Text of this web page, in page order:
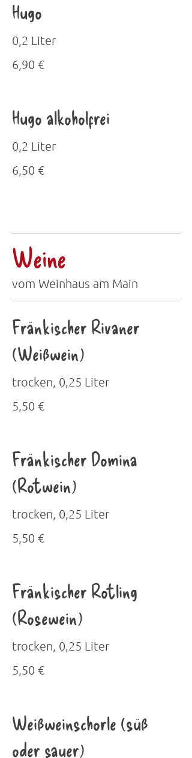
Hugo
0,2 Liter
6,90 €
Hugo alkoholfrei
0,2 Liter
6,50 €
Weine
vom Weinhaus am Main
Fränkischer Rivaner
(Weißwein)
trocken, 0,25 Liter
5,50 €
Fränkischer Domina
(Rotwein)
trocken, 0,25 Liter
5,50 €
Fränkischer Rotling
(Rosewein)
trocken, 0,25 Liter
5,50 €
Weißweinschorle (süß
oder sauer)